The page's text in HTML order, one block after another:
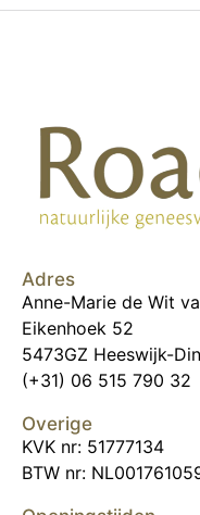
Adres
Anne-Marie de Wit
Eikenhoek 52
5473GZ Heeswijk-
(+31) 06 515 790 32
Overige
KVK nr: 51777134
BTW nr: